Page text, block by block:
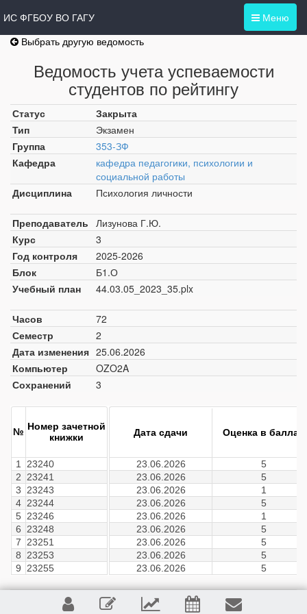
Меню
ИС ФГБОУ ВО ГАГУ
Выбрать другую ведомость
Ведомость учета успеваемости
студентов по рейтингу
Статус
Закрыта
Тип
Экзамен
Группа
353-ЗФ
Кафедра
кафедра педагогики, психологии и
социальной работы
Дисциплина
Психология личности
Преподаватель Лизунова Г.Ю.
Курс
3
Год контроля
2025-2026
Блок
Б1.О
Учебный план
44.03.05_2023_35.plx
Часов
72
Семестр
2
Дата изменения 25.06.2026
Компьютер
OZO2A
Сохранений
3
№ Номер зачетной
книжки
1
23240
2
23241
3
23243
4 23244
5 23246
6
23248
7
23251
8
23253
9
23255
Дата сдачи Оценка в баллах
23.06.2026
5
23.06.2026
5
23.06.2026
1
23.06.2026
5
23.06.2026
1
23.06.2026
5
23.06.2026
5
23.06.2026
5
23.06.2026
5